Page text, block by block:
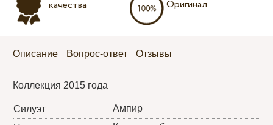
качества Оригинал
Описание Вопрос-ответ Отзывы
Коллекция 2015 года
Силуэт
Ампир